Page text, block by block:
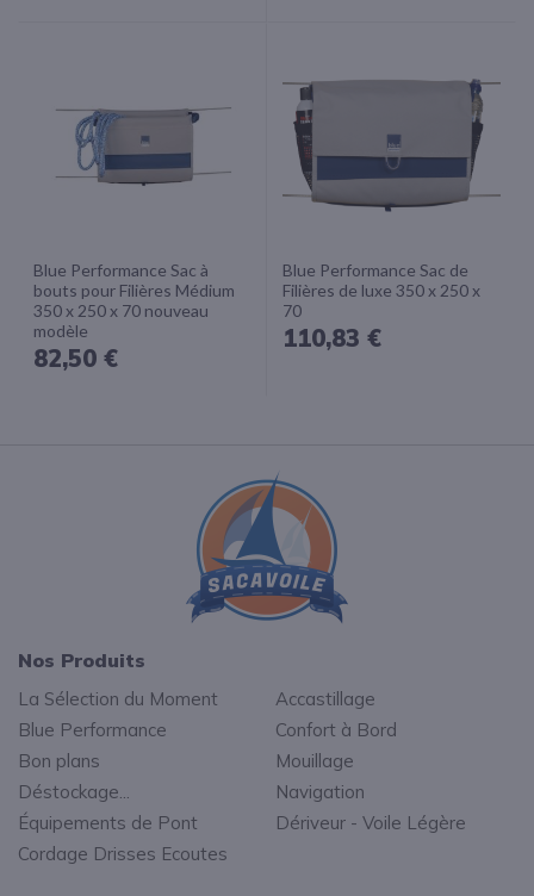
Blue Performance Sac à
bouts pour Filières Médium
350 x 250 x 70 nouveau
modèle
82,50 €
Blue Performance Sac de
Filières de luxe 350 x 250 x
70
110,83 €
Nos Produits
La Sélection du Moment
Blue Performance
Bon plans
Déstockage...
Équipements de Pont
Cordage Drisses Ecoutes
Accastillage
Confort à Bord
Mouillage
Navigation
Dériveur - Voile Légère